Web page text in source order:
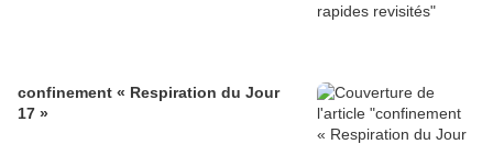
confinement « Respiration du Jour
17 »